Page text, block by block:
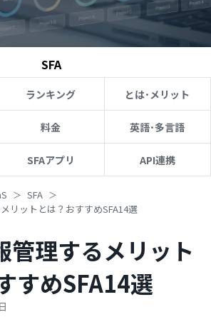
SFA
ランキング とは･メリット
料金 英語･多言語
SFAアプリ API連携
SFA
リットとは？おすすめSFA14選
管理するメリット
すめSFA14選